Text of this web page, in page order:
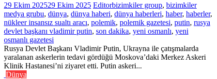
29 Ekim 202529 Ekim 2025 Editorbizimkiler group, bizimkiler
medya grubu, dünya, dünya haberi, dünya haberleri, haber, haberler,
nükleer insansız sualtı aracı, polemik, polemik gazetesi, putin, rusya
devlet başkanı vladimir putin, son dakika, yeni osmanlı, yeni
osmanlı gazetesi
Rusya Devlet Başkanı Vladimir Putin, Ukrayna ile çatışmalarda
yaralanan askerlerin tedavi gördüğü Moskova’daki Merkez Askeri
Klinik Hastanesi’ni ziyaret etti. Putin askeri...
Dünya